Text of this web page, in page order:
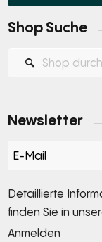
Shop Suche
Newsletter
Section
Detaillierte
finden Sie in
Anmelden